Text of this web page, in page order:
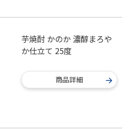
芋焼酎 かのか 濃醇まろや
か仕立て 25度
商品詳細